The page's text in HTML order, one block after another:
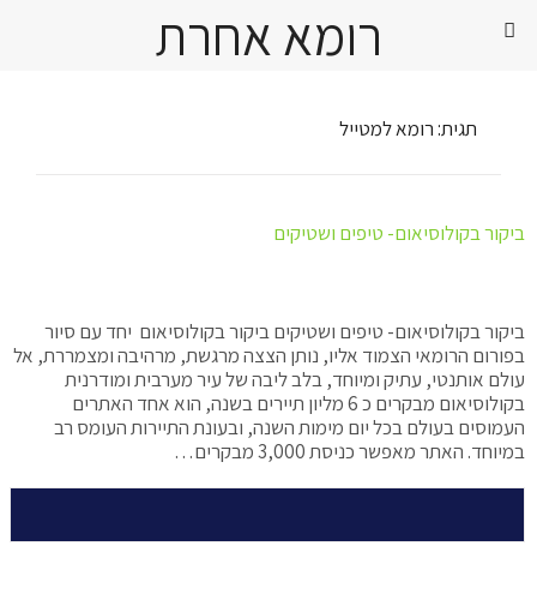
תגית:רומא למטייל
ביקור בקולוסיאום- טיפים ושטיקים
ביקור בקולוסיאום- טיפים ושטיקים ביקור בקולוסיאום יחד עם סיור
בפורום הרומאי הצמוד אליו, נותן הצצה מרגשת, מרהיבה ומצמררת, אל
עולם אותנטי, עתיק ומיוחד, בלב ליבה של עיר מערבית ומודרנית
בקולוסיאום מבקרים כ 6 מליון תיירים בשנה, הוא אחד האתרים
העמוסים בעולם בכל יום מימות השנה, ובעונת התיירות העומס רב
במיוחד. האתר מאפשר כניסת 3,000 מבקרים…
רומא אחרת